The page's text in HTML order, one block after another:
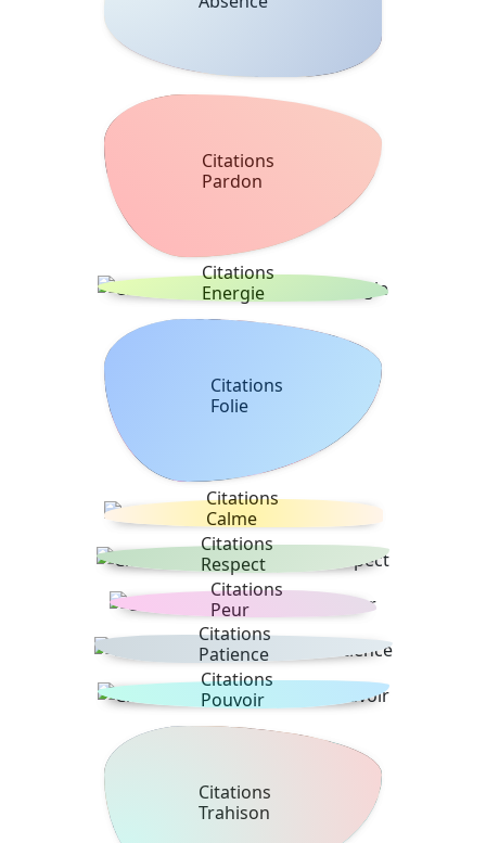
Citations
Pardon
Citations
Energie
Citations
Folie
Citations
Calme
Citations
Respect
Citations
Peur
Citations
Patience
Citations
Pouvoir
Citations
Trahison